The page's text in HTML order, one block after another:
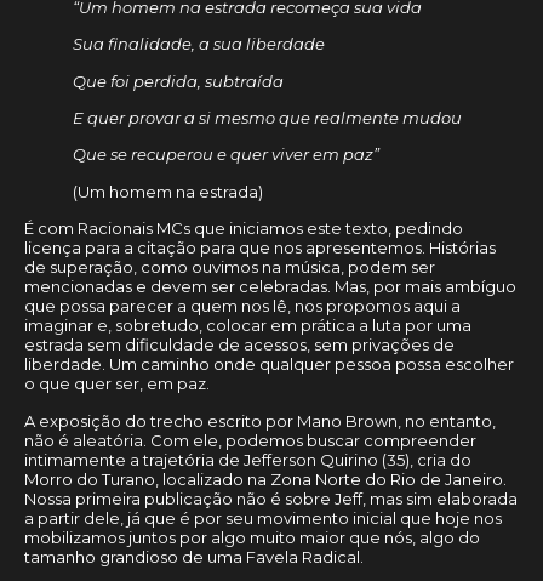
“Um homem na estrada recomeça sua vida
Sua finalidade, a sua liberdade
Que foi perdida, subtraída
E quer provar a si mesmo que realmente mudou
Que se recuperou e quer viver em paz”
(Um homem na estrada)
É com Racionais MCs que iniciamos este texto, pedindo
licença para a citação para que nos apresentemos. Histórias
de superação, como ouvimos na música, podem ser
mencionadas e devem ser celebradas. Mas, por mais ambíguo
que possa parecer a quem nos lê, nos propomos aqui a
imaginar e, sobretudo, colocar em prática a luta por uma
estrada sem dificuldade de acessos, sem privações de
liberdade. Um caminho onde qualquer pessoa possa escolher
o que quer ser, em paz.
A exposição do trecho escrito por Mano Brown, no entanto,
não é aleatória. Com ele, podemos buscar compreender
intimamente a trajetória de Jefferson Quirino (35), cria do
Morro do Turano, localizado na Zona Norte do Rio de Janeiro.
Nossa primeira publicação não é sobre Jeff, mas sim elaborada
a partir dele, já que é por seu movimento inicial que hoje nos
mobilizamos juntos por algo muito maior que nós, algo do
tamanho grandioso de uma Favela Radical.